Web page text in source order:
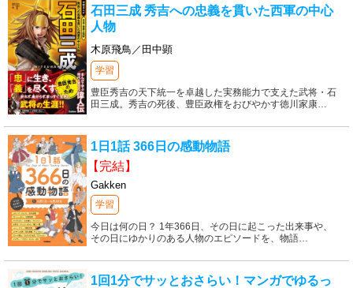
石田三成 秀吉への忠義を貫いた西軍の中心
人物
木原飛鳥／田中顕
学習
豊臣秀吉の天下統一を卓越した実務能力で支えた武将・石
田三成。秀吉の死後、豊臣政権をおびやかす徳川家康…
1日1話 366日の感動物語
【完結】
Gakken
学習
今日は何の日？ 1年366日、その日に起こった出来事や、
その日にゆかりのある人物のエピソードを、物語…
1回1分でサッとおさらい！マンガでゆるっ